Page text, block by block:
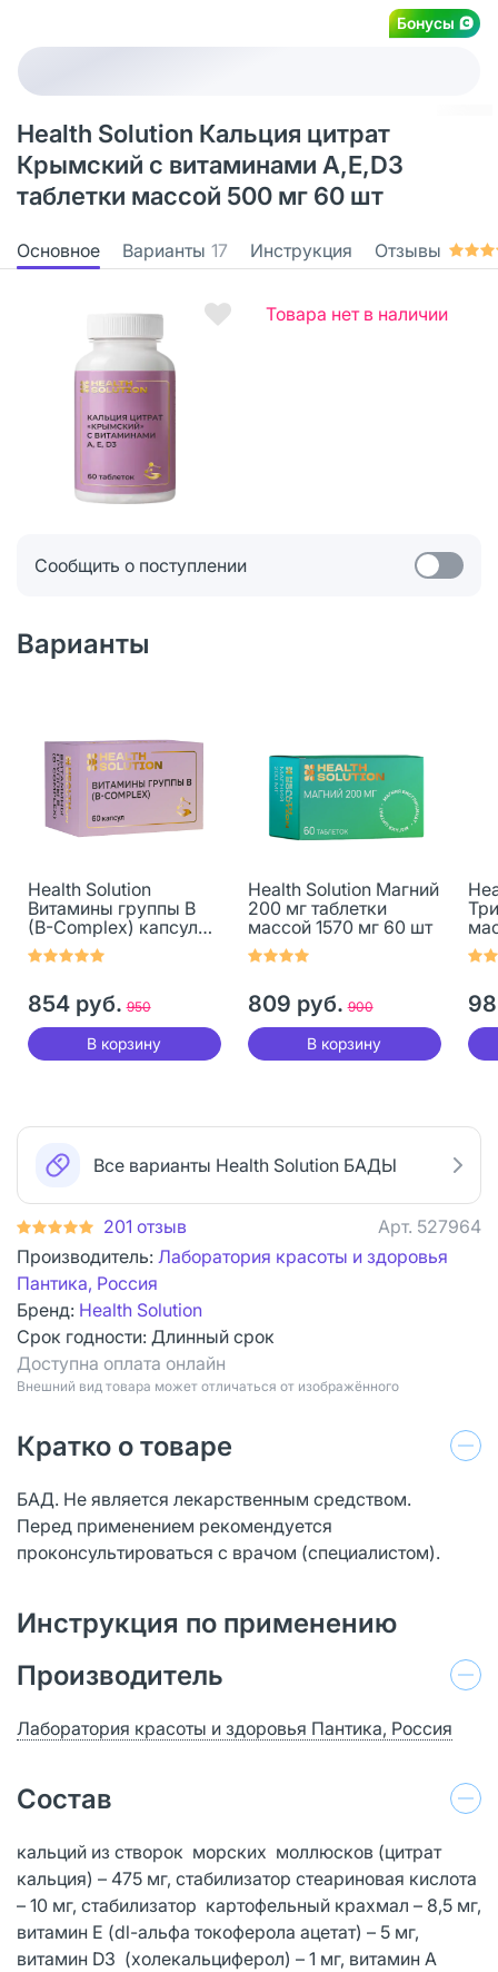
Бонусы
Health Solution Кальция цитрат
Крымский с витаминами А,Е,D3
таблетки массой 500 мг 60 шт
Основное Варианты 17 Инструкция Отзывы
Товара нет в наличии
Сообщить о поступлении
Варианты
Health Solution
Витамины группы В
(B-Complex) капсулы
массой 770 мг 60 шт
854 руб. 950
В корзину
Health Solution Магний
200 мг таблетки
массой 1570 мг 60 шт
809 руб. 900
В корзину
Все варианты Health Solution БАДЫ
201 отзыв Арт. 527964
Производитель: Лаборатория красоты и здоровья
Пантика, Россия
Бренд: Health Solution
Срок годности: Длинный срок
Доступна оплата онлайн
Bнешний вид товара может отличаться от изображённого
Кратко о товаре
БАД. Не является лекарственным средством.
Перед применением рекомендуется
проконсультироваться с врачом (специалистом).
Инструкция по применению
Производитель
Лаборатория красоты и здоровья Пантика, Россия
Состав
кальций из створок морских моллюсков (цитрат
кальция) – 475 мг, стабилизатор стеариновая кислота
– 10 мг, стабилизатор картофельный крахмал – 8,5 мг,
витамин Е (dl-альфа токоферола ацетат) – 5 мг,
витамин D3 (холекальциферол) – 1 мг, витамин А